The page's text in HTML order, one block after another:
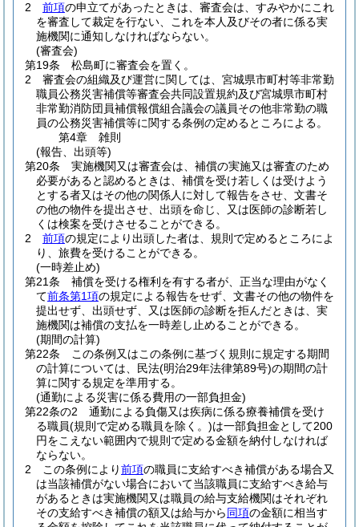
2
前項の申立てがあったときは、審査会は、すみやかにこれ
を審査して裁定を行ない、これを本人及びその者に係る実
施機関に通知しなければならない。
(審査会)
第19条
松島町に審査会を置く。
2
審査会の組織及び運営に関しては、宮城県市町村等非常勤
職員公務災害補償等審査会共同設置規約及び宮城県市町村
非常勤消防団員補償報償組合議会の議員その他非常勤の職
員の公務災害補償等に関する条例の定めるところによる。
第4章
雑則
(報告、出頭等)
第20条
実施機関又は審査会は、補償の実施又は審査のため
必要があると認めるときは、補償を受け若しくは受けよう
とする者又はその他の関係人に対して報告をさせ、文書そ
の他の物件を提出させ、出頭を命じ、又は医師の診断若し
くは検案を受けさせることができる。
2
前項の規定により出頭した者は、規則で定めるところによ
り、旅費を受けることができる。
(一時差止め)
第21条
補償を受ける権利を有する者が、正当な理由がなく
て前条第1項の規定による報告をせず、文書その他の物件を
提出せず、出頭せず、又は医師の診断を拒んだときは、実
施機関は補償の支払を一時差し止めることができる。
(期間の計算)
第22条
この条例又はこの条例に基づく規則に規定する期間
の計算については、民法(明治29年法律第89号)の期間の計
算に関する規定を準用する。
(通勤による災害に係る費用の一部負担金)
第22条の2
通勤による負傷又は疾病に係る療養補償を受け
る職員(規則で定める職員を除く。)は一部負担金として200
円をこえない範囲内で規則で定める金額を納付しなければ
ならない。
2
この条例により前項の職員に支給すべき補償がある場合又
は当該補償がない場合において当該職員に支給すべき給与
があるときは実施機関又は職員の給与支給機関はそれぞれ
その支給すべき補償の額又は給与から同項の金額に相当す